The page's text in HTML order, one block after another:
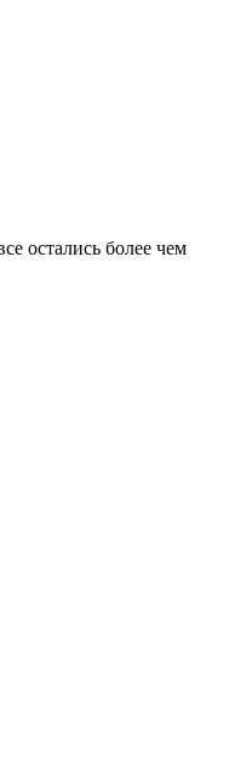
остались более чем